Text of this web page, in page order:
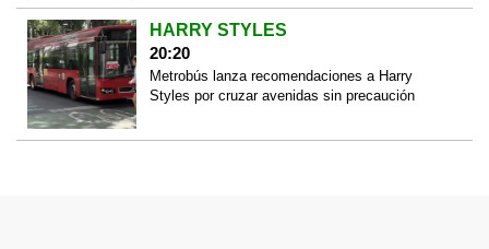
HARRY STYLES
20:20
Metrobús lanza recomendaciones a Harry
Styles por cruzar avenidas sin precaución